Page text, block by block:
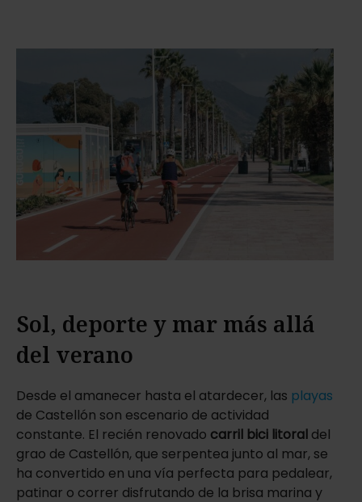
Sol, deporte y mar más allá
del verano
Desde el amanecer hasta el atardecer, las playas
de Castellón son escenario de actividad
constante. El recién renovado carril bici litoral del
grao de Castellón, que serpentea junto al mar, se
ha convertido en una vía perfecta para pedalear,
patinar o correr disfrutando de la brisa marina y